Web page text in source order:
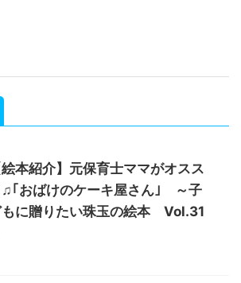
絵本紹介】元保育士ママがオスス
♫｢おばけのケーキ屋さん｣ ～子
もに贈りたい珠玉の絵本 Vol.31